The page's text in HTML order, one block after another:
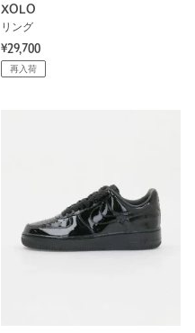
XOLO
リング
¥29,700
再入荷